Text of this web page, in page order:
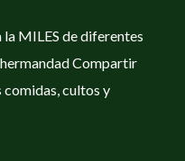
MILES de diferentes
Compartir
cultos y